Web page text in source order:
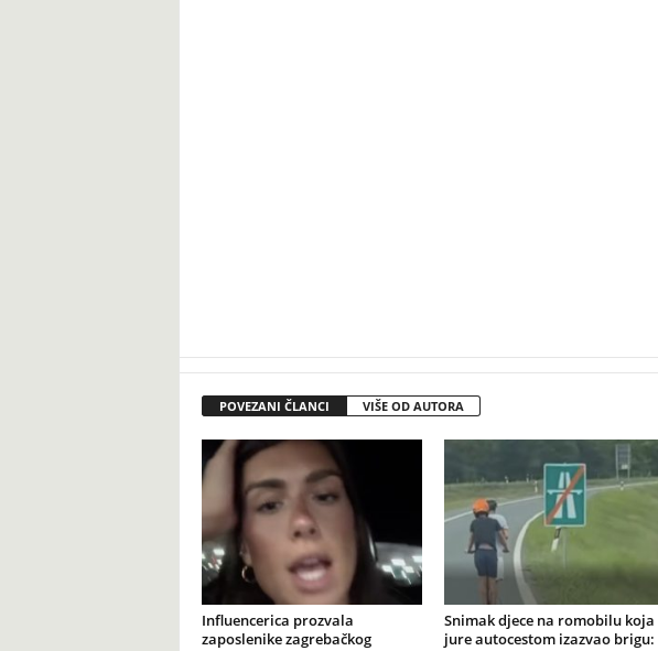
POVEZANI ČLANCI VIŠE OD AUTORA
Influencerica prozvala
zaposlenike zagrebačkog
Snimak djece na romobilu koja
jure autocestom izazvao brigu: